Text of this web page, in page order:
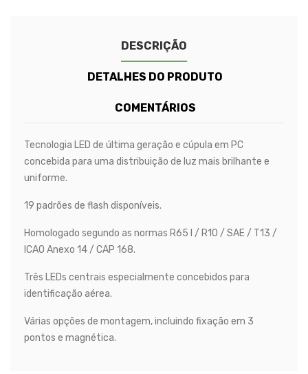
DESCRIÇÃO
DETALHES DO PRODUTO
COMENTÁRIOS
Tecnologia LED de última geração e cúpula em PC
concebida para uma distribuição de luz mais brilhante e
uniforme.
19 padrões de flash disponíveis.
Homologado segundo as normas R65 I / R10 / SAE / T13 /
ICAO Anexo 14 / CAP 168.
Três LEDs centrais especialmente concebidos para
identificação aérea.
Várias opções de montagem, incluindo fixação em 3
pontos e magnética.